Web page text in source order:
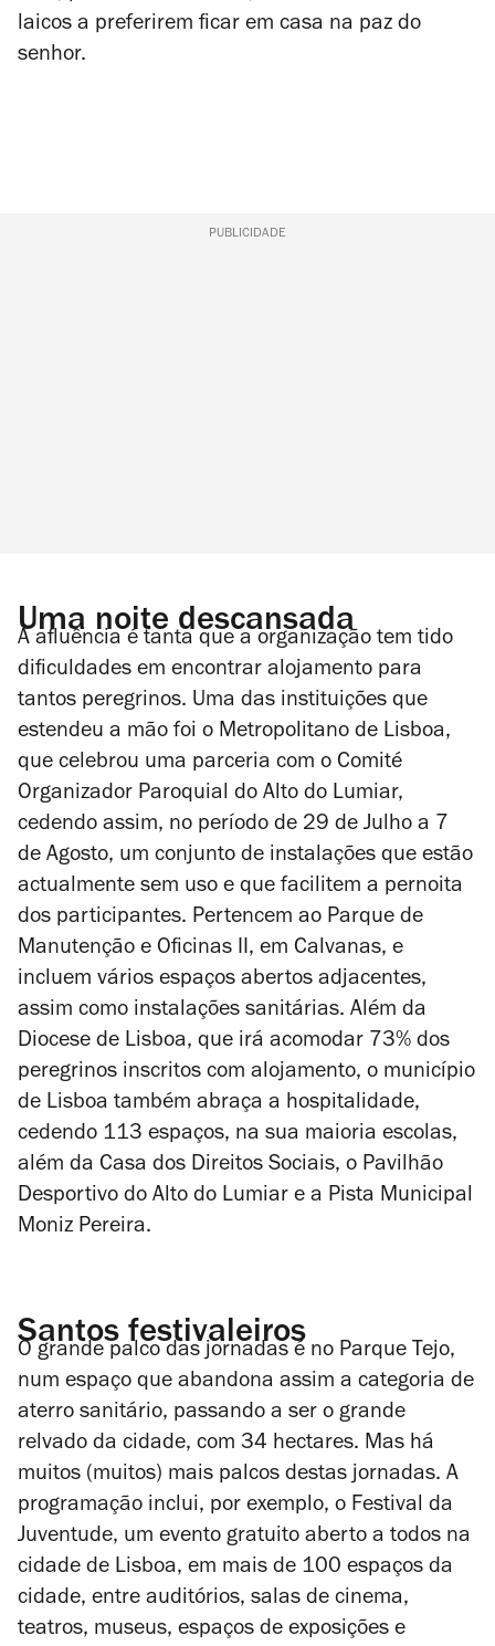
laicos a preferirem ficar em casa na paz do
senhor.
PUBLICIDADE
Uma noite descansada
A afluência é tanta que a organização tem tido
dificuldades em encontrar alojamento para
tantos peregrinos. Uma das instituições que
estendeu a mão foi o Metropolitano de Lisboa,
que celebrou uma parceria com o Comité
Organizador Paroquial do Alto do Lumiar,
cedendo assim, no período de 29 de Julho a 7
de Agosto, um conjunto de instalações que estão
actualmente sem uso e que facilitem a pernoita
dos participantes. Pertencem ao Parque de
Manutenção e Oficinas II, em Calvanas, e
incluem vários espaços abertos adjacentes,
assim como instalações sanitárias. Além da
Diocese de Lisboa, que irá acomodar 73% dos
peregrinos inscritos com alojamento, o município
de Lisboa também abraça a hospitalidade,
cedendo 113 espaços, na sua maioria escolas,
além da Casa dos Direitos Sociais, o Pavilhão
Desportivo do Alto do Lumiar e a Pista Municipal
Moniz Pereira.
Santos festivaleiros
O grande palco das jornadas é no Parque Tejo,
num espaço que abandona assim a categoria de
aterro sanitário, passando a ser o grande
relvado da cidade, com 34 hectares. Mas há
muitos (muitos) mais palcos destas jornadas. A
programação inclui, por exemplo, o Festival da
Juventude, um evento gratuito aberto a todos na
cidade de Lisboa, em mais de 100 espaços da
cidade, entre auditórios, salas de cinema,
teatros, museus, espaços de exposições e